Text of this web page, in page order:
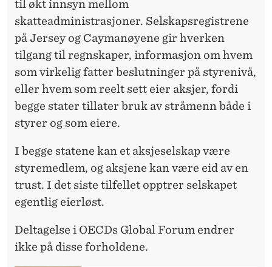
til økt innsyn mellom
skatteadministrasjoner. Selskapsregistrene
på Jersey og Caymanøyene gir hverken
tilgang til regnskaper, informasjon om hvem
som virkelig fatter beslutninger på styrenivå,
eller hvem som reelt sett eier aksjer, fordi
begge stater tillater bruk av stråmenn både i
styrer og som eiere.
I begge statene kan et aksjeselskap være
styremedlem, og aksjene kan være eid av en
trust. I det siste tilfellet opptrer selskapet
egentlig eierløst.
Deltagelse i OECDs Global Forum endrer
ikke på disse forholdene.